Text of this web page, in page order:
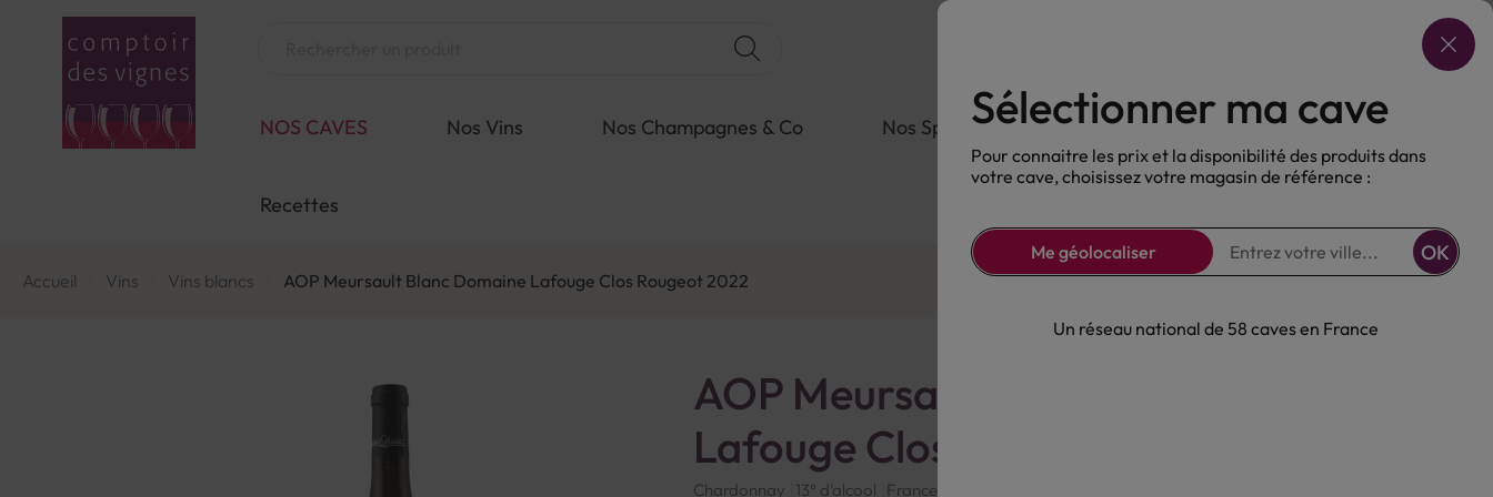
Choisir ma cave
NOS CAVES Nos Vins Nos Champagnes & Co Nos Spiritueux Nos Bières Sans alcool
Recettes
Accueil Vins Vins blancs AOP Meursault Blanc Domaine Lafouge Clos Rougeot 2022
AOP Meursault Blanc Domaine
Lafouge Clos Rougeot 2022
Chardonnay 13° d'alcool France
Sélectionner ma cave
Pour connaitre les prix et la disponibilité des produits dans
votre cave, choisissez votre magasin de référence :
Me géolocaliser OK
Un réseau national de 58 caves en France